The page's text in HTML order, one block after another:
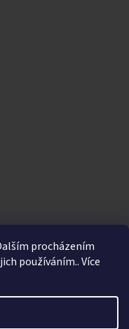
procházením
používáním.. Více
eshopGuru